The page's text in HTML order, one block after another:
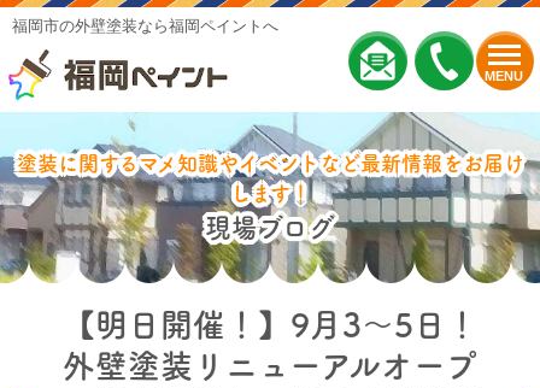
MENU
福岡市の外壁塗装なら福岡ペイントへ
塗装に関するマメ知識やイベントなど最新情報をお届け
します！
現場ブログ
【明日開催！】9月3～5日！
外壁塗装リニューアルオープ